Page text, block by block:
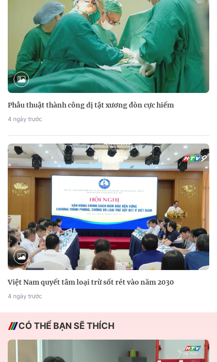
Phẫu thuật thành công dị tật xương đòn cực hiếm
4 ngày trước
Việt Nam quyết tâm loại trừ sốt rét vào năm 2030
4 ngày trước
CÓ THỂ BẠN SẼ THÍCH